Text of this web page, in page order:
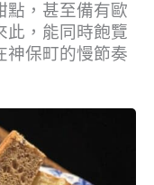
點，甚至備有歐
此，能同時飽覽
神保町的慢節奏